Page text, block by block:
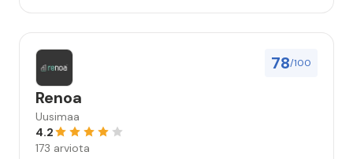
78/100
Renoa
Uusimaa
4.2
173 arviota